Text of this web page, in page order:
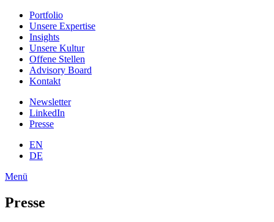
Portfolio
Unsere Expertise
Insights
Unsere Kultur
Offene Stellen
Advisory Board
Kontakt
Newsletter
LinkedIn
Presse
EN
DE
Menü
Presse